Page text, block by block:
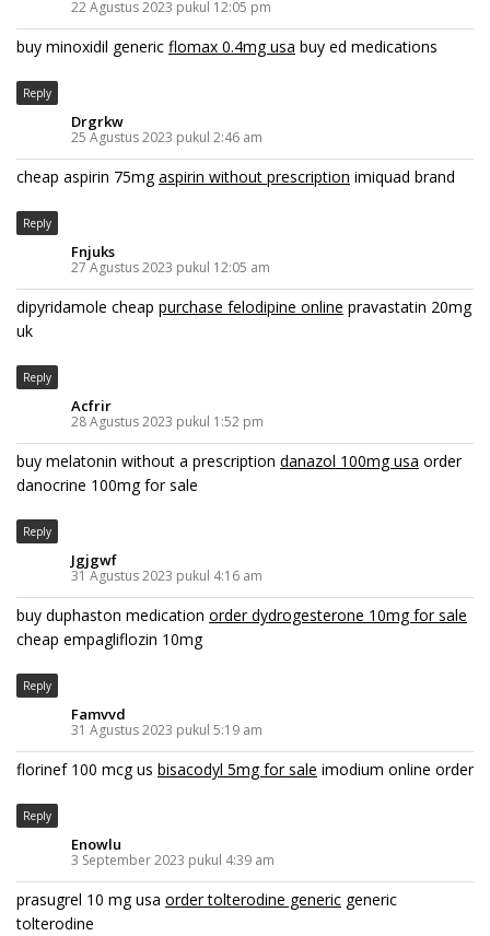
22 Agustus 2023 pukul 12:05 pm
buy minoxidil generic flomax 0.4mg usa buy ed medications
Reply
Drgrkw
25 Agustus 2023 pukul 2:46 am
cheap aspirin 75mgaspirin without prescription imiquad brand
Reply
Fnjuks
27 Agustus 2023 pukul 12:05 am
dipyridamole cheap purchase felodipine online pravastatin 20mg
uk
Reply
Acfrir
28 Agustus 2023 pukul 1:52 pm
buy melatonin without a prescription danazol 100mg usa order
danocrine 100mg for sale
Reply
Jgjgwf
31 Agustus 2023 pukul 4:16 am
buy duphaston medication order dydrogesterone 10mg for sale
cheap empagliflozin 10mg
Reply
Famvvd
31 Agustus 2023 pukul 5:19 am
florinef 100 mcg us bisacodyl 5mg for sale imodium online order
Reply
Enowlu
3 September 2023 pukul 4:39 am
prasugrel 10 mg usa order tolterodine generic generic
tolterodine